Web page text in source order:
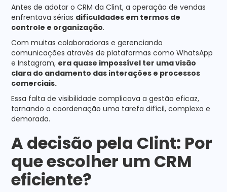
Antes de adotar o CRM da Clint, a operação de vendas
enfrentava sérias dificuldades em termos de
controle e organização.
Com muitas colaboradoras e gerenciando
comunicações através de plataformas como WhatsApp
e Instagram, era quase impossível ter uma visão
clara do andamento das interações e processos
comerciais.
Essa falta de visibilidade complicava a gestão eficaz,
tornando a coordenação uma tarefa difícil, complexa e
demorada.
A decisão pela Clint: Por
que escolher um CRM
eficiente?